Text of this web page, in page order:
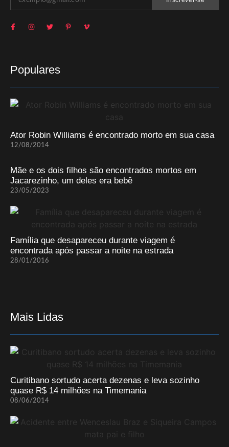
Populares
Ator Robin Williams é encontrado morto em sua casa
12/08/2014
Mãe e os dois filhos são encontrados mortos em
Jacarezinho, um deles era bebê
23/05/2023
Família que desapareceu durante viagem é
encontrada após passar a noite na estrada
28/01/2016
Mais Lidas
Curitibano sortudo acerta dezenas e leva sozinho
quase R$ 14 milhões na Timemania
08/06/2014